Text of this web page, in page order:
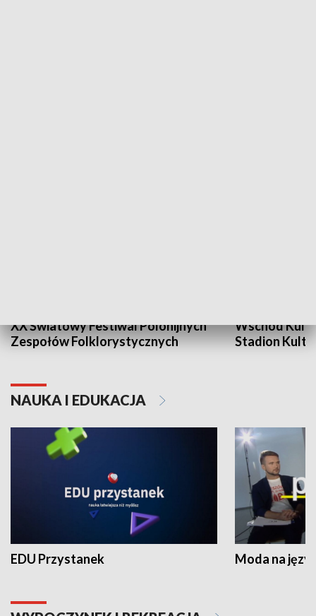
XX Światowy Festiwal Polonijnych
Zespołów Folklorystycznych
Wschód
Stadion
NAUKA I EDUKACJA
EDU Przystanek Moda na